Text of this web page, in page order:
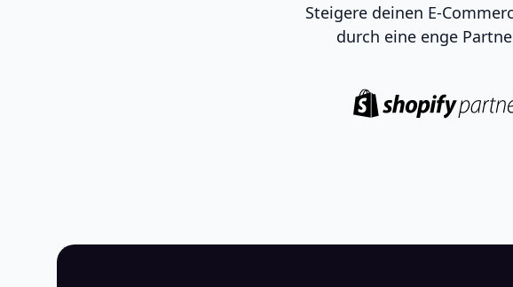
Steigere deinen E-
durch eine enge